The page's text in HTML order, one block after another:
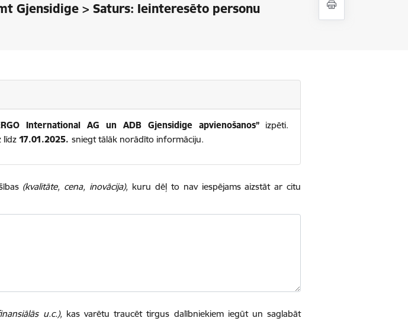
Gjensidige > Saturs: Ieinteresēto personu
International AG un ADB Gjensidige apvienošanos”
izpēti.
līdz 17.01.2025. sniegt tālāk norādīto informāciju.
(kvalitāte, cena, inovācija), kuru dēļ to nav iespējams aizstāt ar citu
u.c.), kas varētu traucēt tirgus dalībniekiem iegūt un saglabāt